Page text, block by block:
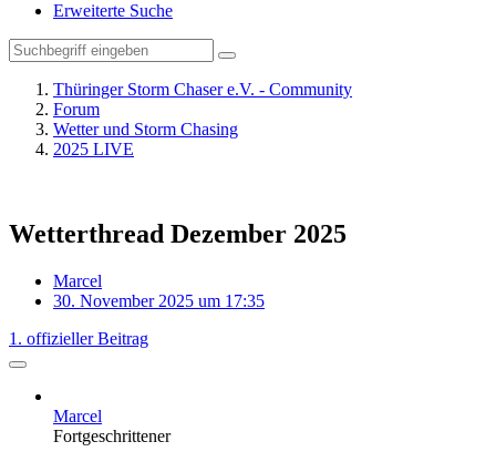
Erweiterte Suche
Thüringer Storm Chaser e.V. - Community
Forum
Wetter und Storm Chasing
2025 LIVE
Wetterthread Dezember 2025
Marcel
30. November 2025 um 17:35
1. offizieller Beitrag
Marcel
Fortgeschrittener